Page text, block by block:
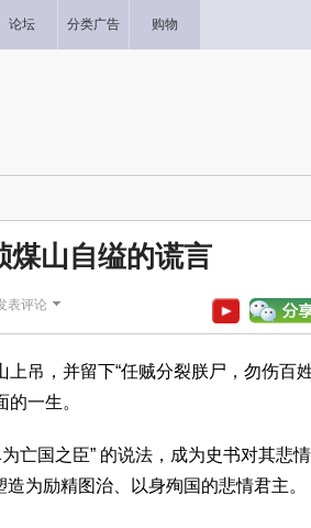
论坛 分类广告 购物
煤山自缢的谎言
表评论
吊，并留下“任贼分裂朕尸，勿伤百
一生。
亡国之臣” 的说法，成为史书对其悲
为励精图治、以身殉国的悲情君主。